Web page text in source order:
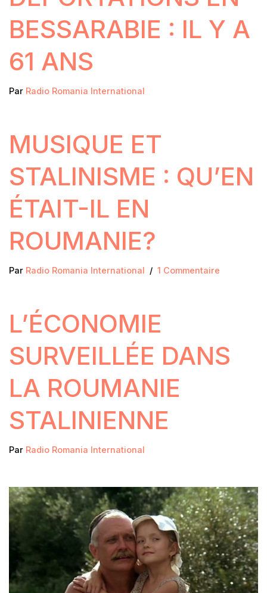
BESSARABIE : IL Y A
61 ANS
Par Radio Romania International
MUSIQUE ET
STALINISME : QU’EN
ÉTAIT-IL EN
ROUMANIE?
Par Radio Romania International 1 Commentaire
L’ÉCONOMIE
SURVEILLÉE DANS
LA ROUMANIE
STALINIENNE
Par Radio Romania International